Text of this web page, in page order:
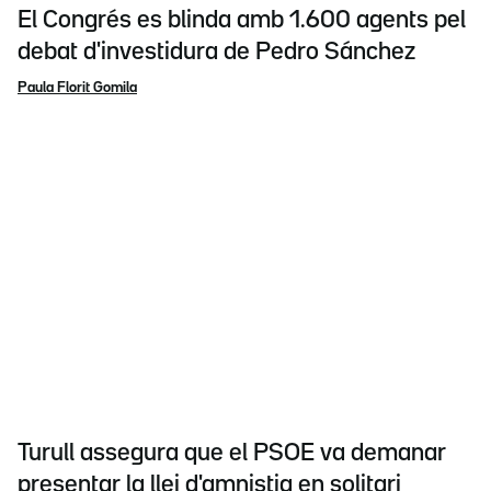
El Congrés es blinda amb 1.600 agents pel
debat d'investidura de Pedro Sánchez
Paula Florit Gomila
Turull assegura que el PSOE va demanar
presentar la llei d'amnistia en solitari